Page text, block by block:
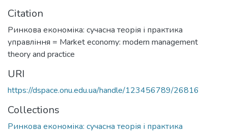
Citation
Ринкова економіка: сучасна теорія і практика
управління = Market economy: modern management
theory and practice
URI
https://dspace.onu.edu.ua/handle/123456789/26816
Collections
Ринкова економіка: сучасна теорія і практика